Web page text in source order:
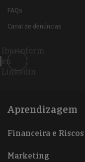
FAQs
Canal de denúncias
Iberinform
en
Linkedin
Aprendizagem
Financeira e Riscos
Marketing